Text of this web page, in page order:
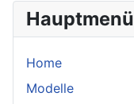
Hauptmenü
Home
Modelle